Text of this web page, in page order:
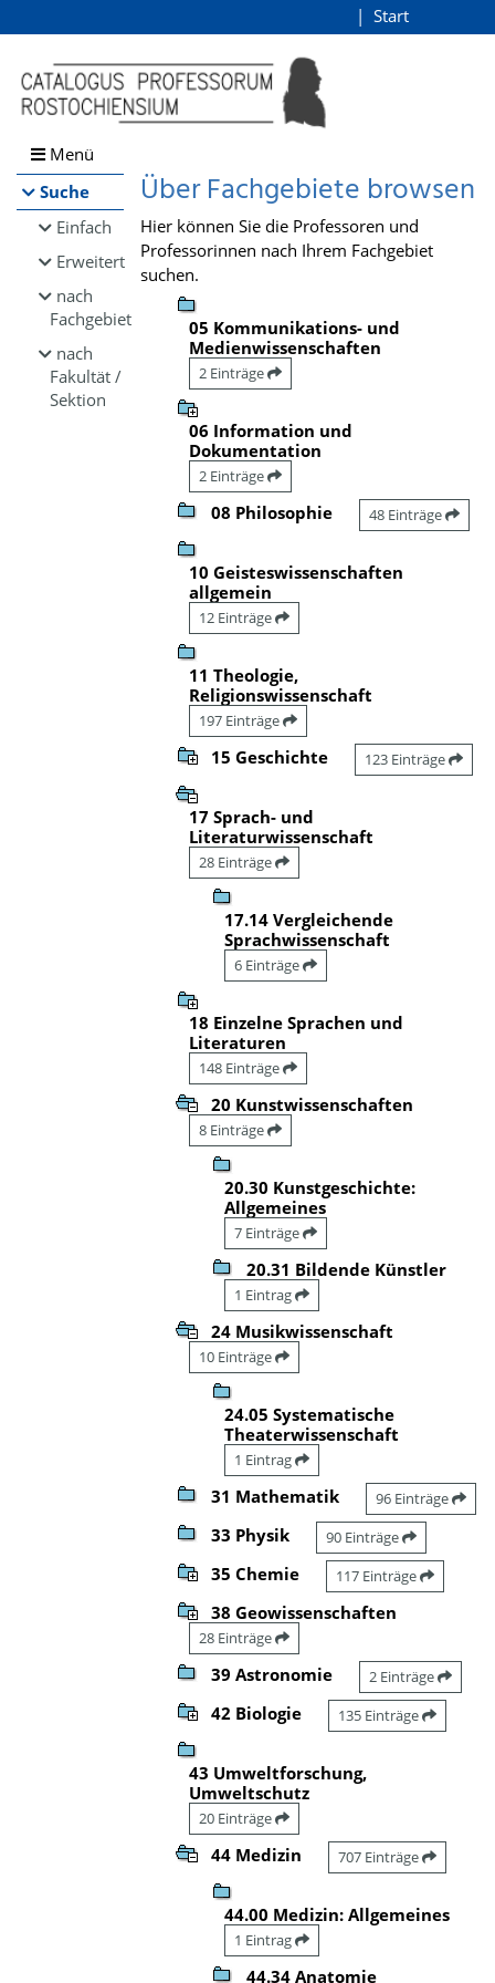
Browsen
direkt zum Inhalt
Start
Menü
Suche
Einfach
Erweitert
nach
Fachgebiet
nach
Fakultät /
Sektion
Über Fachgebiete browsen
Hier können Sie die Professoren und
Professorinnen nach Ihrem Fachgebiet
suchen.
05 Kommunikations- und
Medienwissenschaften
2 Einträge
06 Information und
Dokumentation
2 Einträge
08 Philosophie 48 Einträge
10 Geisteswissenschaften
allgemein
12 Einträge
11 Theologie,
Religionswissenschaft
197 Einträge
15 Geschichte 123 Einträge
17 Sprach- und
Literaturwissenschaft
28 Einträge
17.14 Vergleichende
Sprachwissenschaft
6 Einträge
18 Einzelne Sprachen und
Literaturen
148 Einträge
20 Kunstwissenschaften
8 Einträge
20.30 Kunstgeschichte:
Allgemeines
7 Einträge
20.31 Bildende Künstler
1 Eintrag
24 Musikwissenschaft
10 Einträge
24.05 Systematische
Theaterwissenschaft
1 Eintrag
31 Mathematik 96 Einträge
33 Physik 90 Einträge
35 Chemie 117 Einträge
38 Geowissenschaften
28 Einträge
39 Astronomie 2 Einträge
42 Biologie 135 Einträge
43 Umweltforschung,
Umweltschutz
20 Einträge
44 Medizin 707 Einträge
44.00 Medizin: Allgemeines
1 Eintrag
44.34 Anatomie